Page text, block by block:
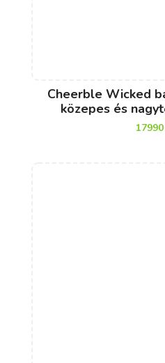
Cheerble Wicked
közepes és
17990